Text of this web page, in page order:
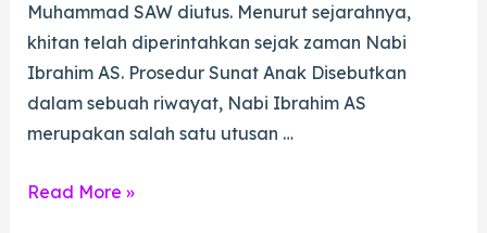
Muhammad SAW diutus. Menurut sejarahnya,
khitan telah diperintahkan sejak zaman Nabi
Ibrahim AS. Prosedur Sunat Anak Disebutkan
dalam sebuah riwayat, Nabi Ibrahim AS
merupakan salah satu utusan …
Doa
Read More »